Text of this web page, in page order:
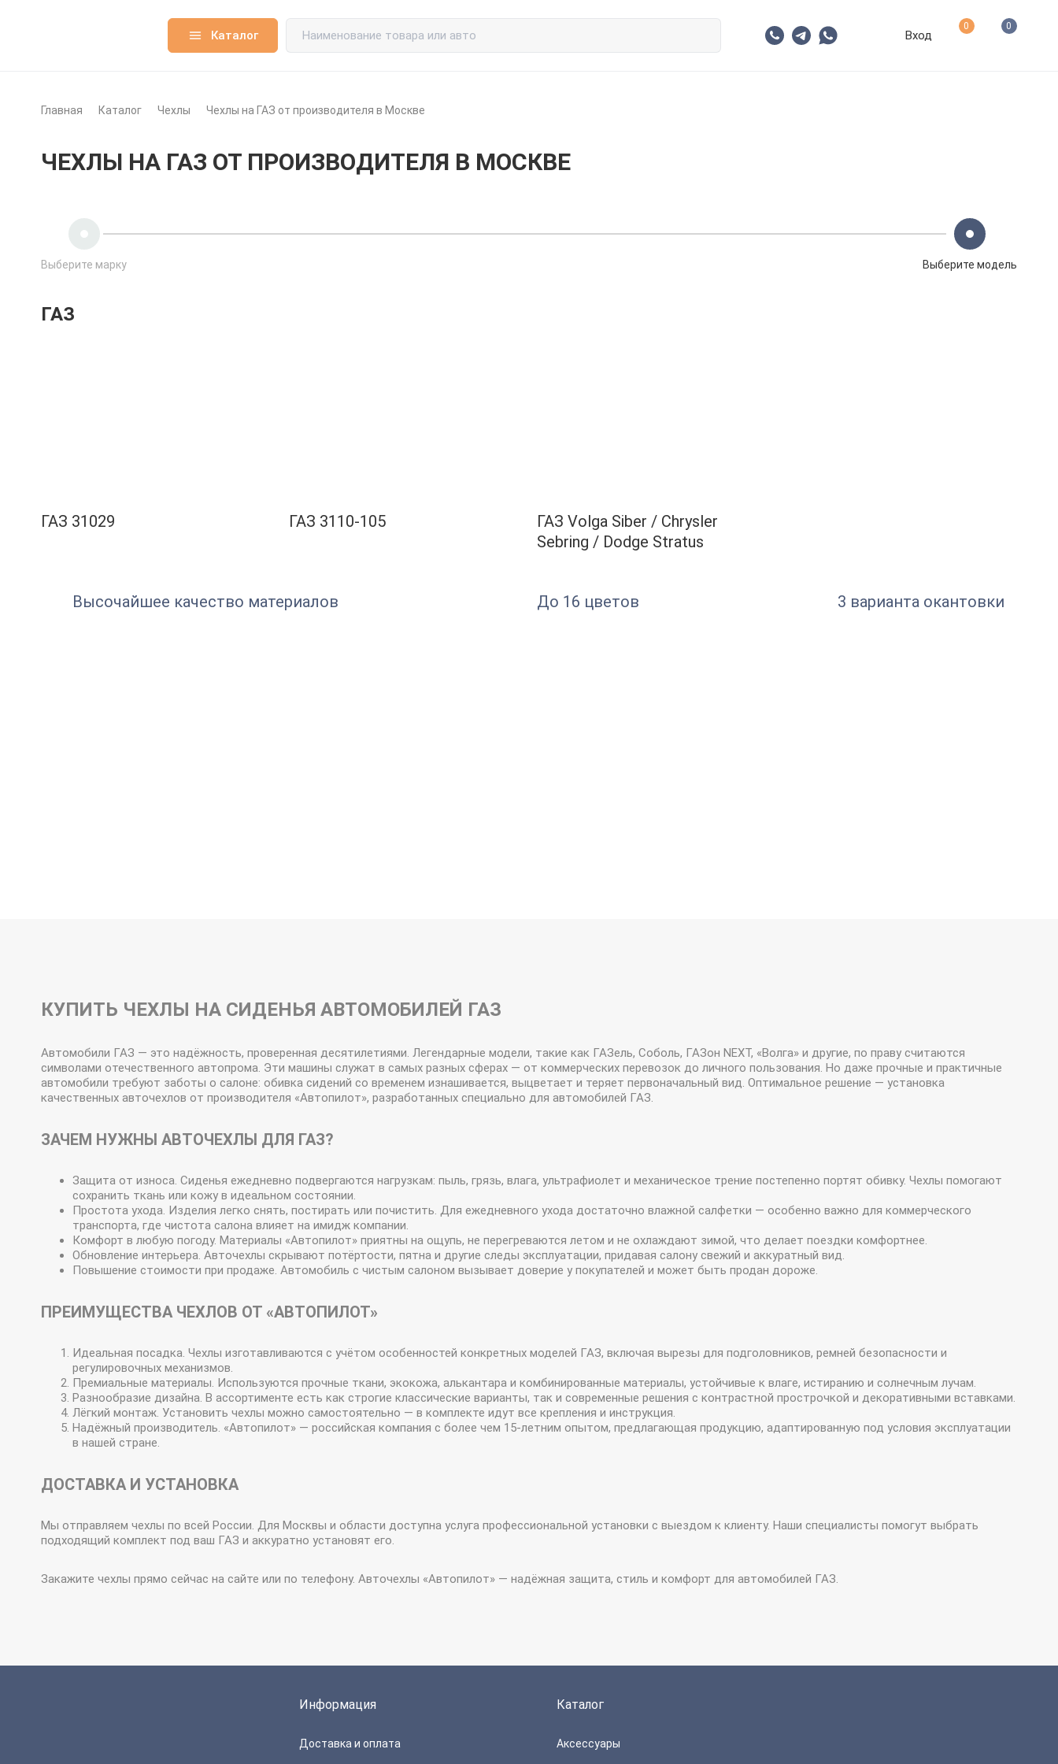
Каталог Вход
0 0
Главная Каталог Чехлы Чехлы на ГАЗ от производителя в Москве
ЧЕХЛЫ НА ГАЗ ОТ ПРОИЗВОДИТЕЛЯ В МОСКВЕ
Выберите марку Выберите модель
ГАЗ
ГАЗ 31029 ГАЗ 3110-105
ГАЗ Volga Siber / Chrysler
Sebring / Dodge Stratus
Высочайшее качество материалов До 16 цветов 3 варианта окантовки
КУПИТЬ ЧЕХЛЫ НА СИДЕНЬЯ АВТОМОБИЛЕЙ ГАЗ
Автомобили ГАЗ — это надёжность, проверенная десятилетиями. Легендарные модели, такие как ГАЗель, Соболь, ГАЗон NEXT, «Волга» и другие, по праву считаются
символами отечественного автопрома. Эти машины служат в самых разных сферах — от коммерческих перевозок до личного пользования. Но даже прочные и практичные
автомобили требуют заботы о салоне: обивка сидений со временем изнашивается, выцветает и теряет первоначальный вид. Оптимальное решение — установка
качественных авточехлов от производителя «Автопилот», разработанных специально для автомобилей ГАЗ.
ЗАЧЕМ НУЖНЫ АВТОЧЕХЛЫ ДЛЯ ГАЗ?
Защита от износа. Сиденья ежедневно подвергаются нагрузкам: пыль, грязь, влага, ультрафиолет и механическое трение постепенно портят обивку. Чехлы помогают
сохранить ткань или кожу в идеальном состоянии.
Простота ухода. Изделия легко снять, постирать или почистить. Для ежедневного ухода достаточно влажной салфетки — особенно важно для коммерческого
транспорта, где чистота салона влияет на имидж компании.
Комфорт в любую погоду. Материалы «Автопилот» приятны на ощупь, не перегреваются летом и не охлаждают зимой, что делает поездки комфортнее.
Обновление интерьера. Авточехлы скрывают потёртости, пятна и другие следы эксплуатации, придавая салону свежий и аккуратный вид.
Повышение стоимости при продаже. Автомобиль с чистым салоном вызывает доверие у покупателей и может быть продан дороже.
ПРЕИМУЩЕСТВА ЧЕХЛОВ ОТ «АВТОПИЛОТ»
Идеальная посадка. Чехлы изготавливаются с учётом особенностей конкретных моделей ГАЗ, включая вырезы для подголовников, ремней безопасности и
регулировочных механизмов.
Премиальные материалы. Используются прочные ткани, экокожа, алькантара и комбинированные материалы, устойчивые к влаге, истиранию и солнечным лучам.
Разнообразие дизайна. В ассортименте есть как строгие классические варианты, так и современные решения с контрастной прострочкой и декоративными вставками.
Лёгкий монтаж. Установить чехлы можно самостоятельно — в комплекте идут все крепления и инструкция.
Надёжный производитель. «Автопилот» — российская компания с более чем 15-летним опытом, предлагающая продукцию, адаптированную под условия эксплуатации
в нашей стране.
ДОСТАВКА И УСТАНОВКА
Мы отправляем чехлы по всей России. Для Москвы и области доступна услуга профессиональной установки с выездом к клиенту. Наши специалисты помогут выбрать
подходящий комплект под ваш ГАЗ и аккуратно установят его.
Закажите чехлы прямо сейчас на сайте или по телефону. Авточехлы «Автопилот» — надёжная защита, стиль и комфорт для автомобилей ГАЗ.
Информация
Доставка и оплата
Каталог
Аксессуары